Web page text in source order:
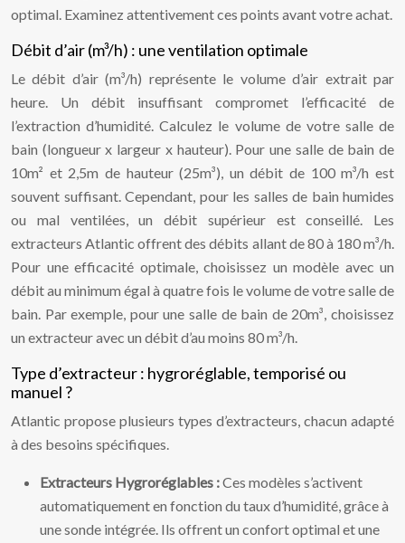
optimal. Examinez attentivement ces points avant votre achat.
Débit d’air (m³/h) : une ventilation optimale
Le débit d’air (m³/h) représente le volume d’air extrait par
heure. Un débit insuffisant compromet l’efficacité de
l’extraction d’humidité. Calculez le volume de votre salle de
bain (longueur x largeur x hauteur). Pour une salle de bain de
10m² et 2,5m de hauteur (25m³), un débit de 100 m³/h est
souvent suffisant. Cependant, pour les salles de bain humides
ou mal ventilées, un débit supérieur est conseillé. Les
extracteurs Atlantic offrent des débits allant de 80 à 180 m³/h.
Pour une efficacité optimale, choisissez un modèle avec un
débit au minimum égal à quatre fois le volume de votre salle de
bain. Par exemple, pour une salle de bain de 20m³, choisissez
un extracteur avec un débit d’au moins 80 m³/h.
Type d’extracteur : hygroréglable, temporisé ou
manuel ?
Atlantic propose plusieurs types d’extracteurs, chacun adapté
à des besoins spécifiques.
Extracteurs Hygroréglables :Ces modèles s’activent
automatiquement en fonction du taux d’humidité, grâce à
une sonde intégrée. Ils offrent un confort optimal et une